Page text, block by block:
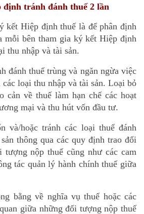
định tránh đánh thuế 2 lần
kết Hiệp định thuế là để phân định
mỗi bên tham gia ký kết Hiệp định
thu nhập và tài sản.
đánh thuế trùng và ngăn ngừa việc
loại thu nhập và tài sản. Loại bỏ
cản về thuế làm hạn chế các hoạt
mại và thu hút vốn đầu tư.
và/hoặc tránh các loại thuế đánh
thông qua các quy định trao đổi
tượng nộp thuế cũng như các cam
tác quản lý hành chính thuế giữa
bằng về nghĩa vụ thuế hoặc các
giữa những đối tượng nộp thuế